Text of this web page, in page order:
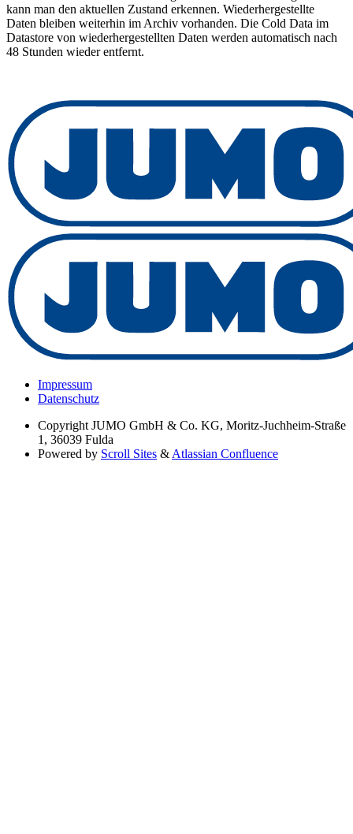
kann man den aktuellen Zustand erkennen. Wiederhergestellte
Daten bleiben weiterhin im Archiv vorhanden. Die Cold Data im
Datastore von wiederhergestellten Daten werden automatisch nach
48 Stunden wieder entfernt.
Impressum
Datenschutz
Copyright JUMO GmbH & Co. KG, Moritz-Juchheim-Straße
1, 36039 Fulda
Powered by Scroll Sites & Atlassian Confluence